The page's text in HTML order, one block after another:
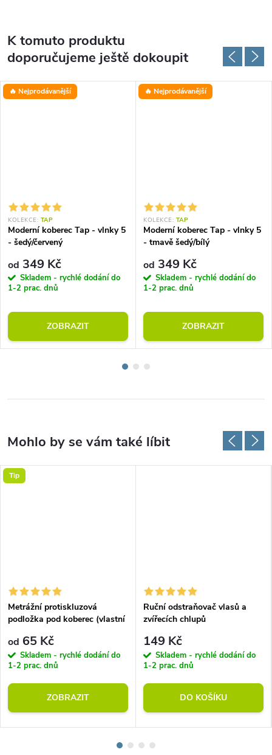
K tomuto produktu
doporučujeme ještě dokoupit
🔥 Nejprodávanější
KOLEKCE: TAP
Moderní koberec Tap - vlnky 5
- šedý/červený
od 349 Kč
Skladem - rychlé dodání do
1-2 prac. dnů
ZOBRAZIT
🔥 Nejprodávanější
KOLEKCE: TAP
Moderní koberec Tap - vlnky 5
- tmavě šedý/bílý
od 349 Kč
Skladem - rychlé dodání do
1-2 prac. dnů
ZOBRAZIT
Tip
Metrážní protiskluzová
podložka pod koberec (vlastní
od 65 Kč
Skladem - rychlé dodání do
1-2 prac. dnů
ZOBRAZIT
Ruční odstraňovač vlasů a
zvířecích chlupů
149 Kč
Skladem - rychlé dodání do
1-2 prac. dnů
DO KOŠÍKU